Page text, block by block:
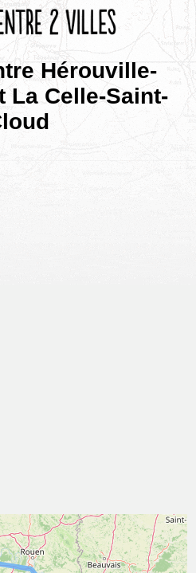
Hérouville-
La Celle-Saint-